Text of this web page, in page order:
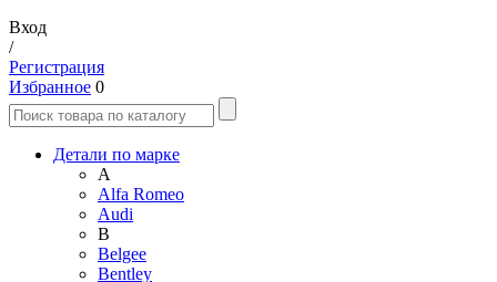
Вход
/
Регистрация
Избранное 0
Детали по марке
A
Alfa Romeo
Audi
B
Belgee
Bentley